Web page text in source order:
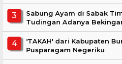
Sabung Ayam di Sabak
Tudingan Adanya
'TAKAH' dari Kabupaten
Pusparagam Negeriku